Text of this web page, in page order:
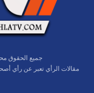
جميع الحقوق
مقالات الرأي تعبر عن رأي